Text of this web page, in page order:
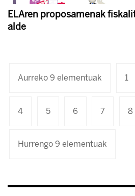
ELAren proposamenak
alde
Aurreko 9 elementuak 1
4 5 6 7 8
Hurrengo 9 elementuak